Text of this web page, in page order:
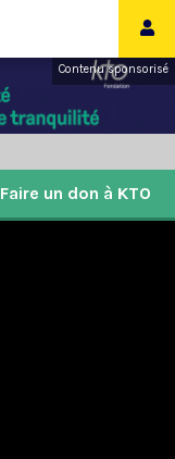
Contenu sponsorisé
Faire un don à KTO